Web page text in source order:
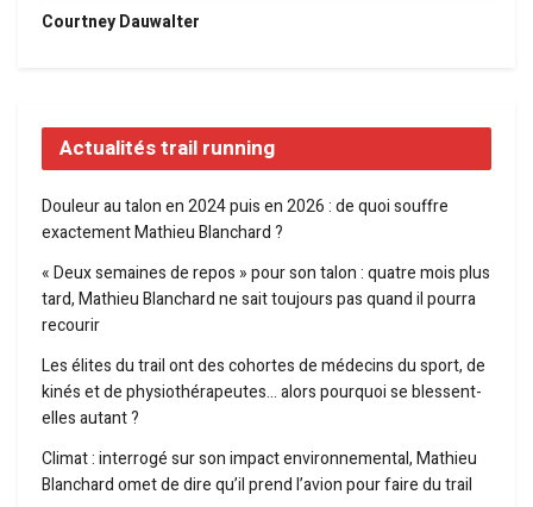
Courtney Dauwalter
Actualités trail running
Douleur au talon en 2024 puis en 2026 : de quoi souffre
exactement Mathieu Blanchard ?
« Deux semaines de repos » pour son talon : quatre mois plus
tard, Mathieu Blanchard ne sait toujours pas quand il pourra
recourir
Les élites du trail ont des cohortes de médecins du sport, de
kinés et de physiothérapeutes… alors pourquoi se blessent-
elles autant ?
Climat : interrogé sur son impact environnemental, Mathieu
Blanchard omet de dire qu’il prend l’avion pour faire du trail